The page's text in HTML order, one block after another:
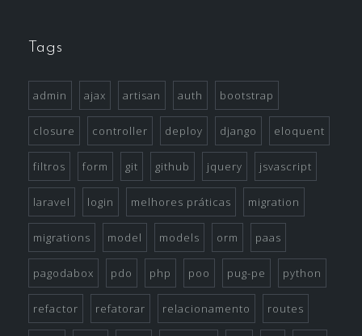
Tags
admin ajax artisan auth bootstrap
closure controller deploy django eloquent
filtros form git github jquery jsvascript
laravel login melhores práticas migration
migrations model models orm paas
pagodabox pdo php poo pug-pe python
refactor refatorar relacionamento routes